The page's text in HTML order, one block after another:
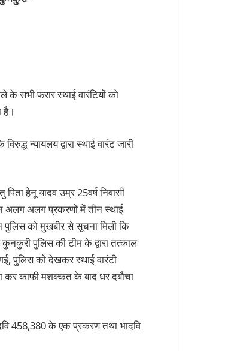
के सभी फरार स्थाई वारंटियों को
है।
न्यायलय द्वारा स्थाई वारंट जारी
हेनू यादव उम्र 25वर्ष निवासी
अलग अलग प्रकरणों में तीन स्थाई
पुलिस को मुखबीर से सूचना मिली कि
पुलिस की टीम के द्वारा तत्काल
पुलिस को देखकर स्थाई वारंटी
कर काफी मशक्कत के बाद धर दबौचा
458,380 के एक प्रकरण तथा भादवि